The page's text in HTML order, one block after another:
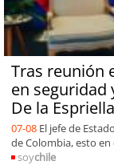
Tras reunión
en
De la Espriella
07-08 El jefe de
de Colombia, esto
soychile